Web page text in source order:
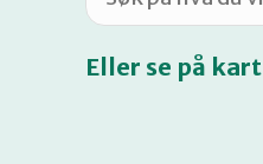
Eller se på kart